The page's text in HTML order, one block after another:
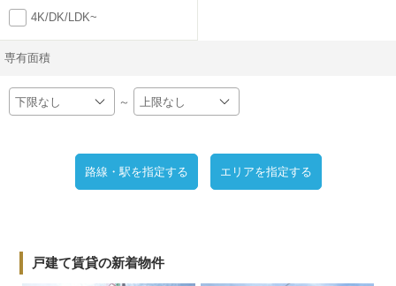
4K/DK/LDK~
専有面積
～
路線・駅を指定する エリアを指定する
戸建て賃貸の新着物件